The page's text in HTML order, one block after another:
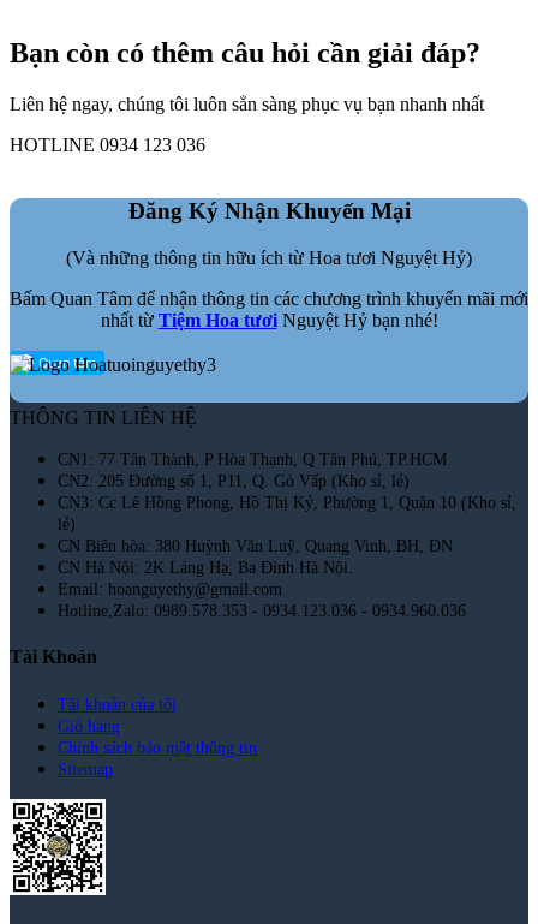
Bạn còn có thêm câu hỏi cần giải đáp?
Liên hệ ngay, chúng tôi luôn sẳn sàng phục vụ bạn nhanh nhất
HOTLINE 0934 123 036
Đăng Ký Nhận Khuyến Mại
(Và những thông tin hữu ích từ Hoa tươi Nguyệt Hỷ)
Bấm Quan Tâm để nhận thông tin các chương trình khuyến mãi mới
nhất từ Tiệm Hoa tươiNguyệt Hỷ bạn nhé!
THÔNG TIN LIÊN HỆ
CN1: 77 Tân Thành, P Hòa Thạnh, Q Tân Phú, TP.HCM
CN2: 205 Đường số 1, P11, Q. Gò Vấp (Kho sỉ, lẻ)
CN3: Cc Lê Hồng Phong, Hồ Thị Kỷ, Phường 1, Quận 10 (Kho sỉ,
lẻ)
CN Biên hòa: 380 Huỳnh Văn Luỹ, Quang Vinh, BH, ĐN
CN Hà Nội: 2K Láng Hạ, Ba Đình Hà Nội.
Email: hoanguyethy@gmail.com
Hotline,Zalo: 0989.578.353 - 0934.123.036 - 0934.960.036
Tài Khoản
Tài khoản của tôi
Giỏ hàng
Chính sách bảo mật thông tin
Sitemap